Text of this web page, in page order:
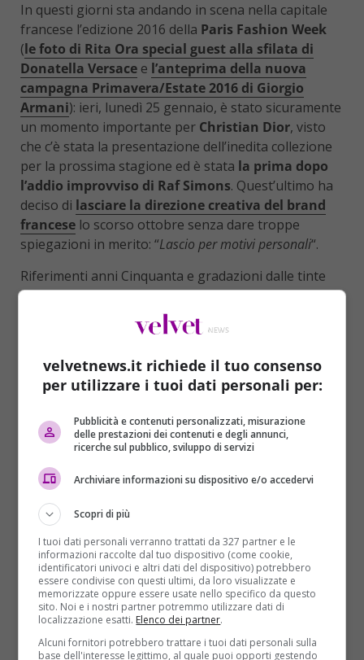
In questi giorni sta andando in scena nella capitale
francese l’edizione 2016 della Paris Fashion Week
(le foto di Rita Ora special guest alla sfilata di
Donatella Versace e l’anteprima della nuova
campagna Primavera/Estate 2016 di Giorgio
Armani): ieri, lunedì 25 gennaio, è stato sicuramente
un momento importante per Christian Dior, visto
che c’è stata la presentazione dell’inedita collezione
per la prossima stagione ed è stata la prima dopo
l’addio improvviso di Raf Simons. Quest’ultimo ha
deciso di lasciare la direzione creativa del brand
francese lo scorso ottobre senza dare troppe
spiegazioni in merito: “Lascio per motivi personali“.
Riferimenti anni Cinquanta e gradazioni dalle tinte
noir fino ai colori pastello peruna linea che collega
passato e futuro dell’azienda
vogliono tradire la tradizione, ma che allo stesso
prossimi mesi. A firmare il tuttoSerge Ruffieux e
Lucie Meier, anche se in realtà il marchio ancora sta
cercando il vero sostituto di Simons. Forse si sente
troppo la sua mancanza? Lo stilista è stato
comunque fra i protagonisti della manifestazione
per la presentazione della collezione
Autunno/Inverno 2016-2017 del suo marchio
personalein occasione del ventesimo anniversario.
Il sodalizio tra Raf e Dior è stato molto importante,
tanto che lo scorso marzoFrédéric Tchengha
realizzato il docu-fulm Dior and Icon protagonista
proprio lo stesso Simons. Il lungometraggio
racconta le sueprime otto settimane alla guida
della maison francese: chi lo guarda si trova
velvetnews.it richiede il tuo consenso
per utilizzare i tuoi dati personali per:
Pubblicità e contenuti personalizzati, misurazione
delle prestazioni dei contenuti e degli annunci,
ricerche sul pubblico, sviluppo di servizi
Archiviare informazioni su dispositivo e/o accedervi
Scopri di più
I tuoi dati personali verranno trattati da 327 partner e le
informazioni raccolte dal tuo dispositivo (come cookie,
identificatori univoci e altri dati del dispositivo) potrebbero
essere condivise con questi ultimi, da loro visualizzate e
memorizzate oppure essere usate nello specifico da questo
sito. Noi e i nostri partner potremmo utilizzare dati di
localizzazione esatti. Elenco dei partner.
Alcuni fornitori potrebbero trattare i tuoi dati personali sulla
base dell'interesse legittimo, al quale puoi opporti gestendo